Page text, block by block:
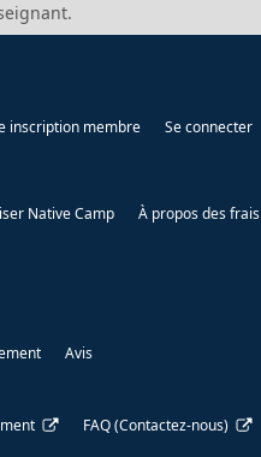
inscription membre Se connecter
Native Camp À propos des frais
Avis
FAQ (Contactez-nous)